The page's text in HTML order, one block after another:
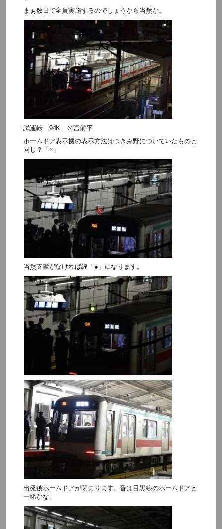
まぁ数日で全員実施するのでしょうから当然か。
試運転 94K ＠宮前平
ホームドア表示機の表示方法はつきみ野についていたものと
同じ？「×」
当然支障がなければ緑「●」になります。
出発後ホームドアが閉まります。音は目黒線のホームドアと
一緒かな。